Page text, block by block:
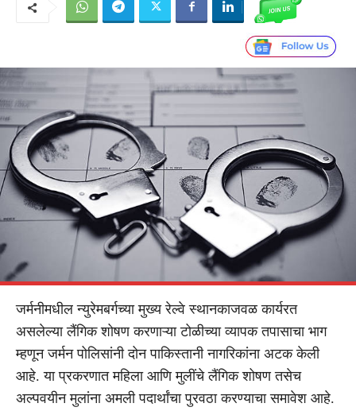
जर्मनीमधील न्युरेमबर्गच्या मुख्य रेल्वे स्थानकाजवळ कार्यरत
असलेल्या लैंगिक शोषण करणाऱ्या टोळीच्या व्यापक तपासाचा भाग
म्हणून जर्मन पोलिसांनी दोन पाकिस्तानी नागरिकांना अटक केली
आहे. या प्रकरणात महिला आणि मुलींचे लैंगिक शोषण तसेच
अल्पवयीन मुलांना अमली पदार्थांचा पुरवठा करण्याचा समावेश आहे.